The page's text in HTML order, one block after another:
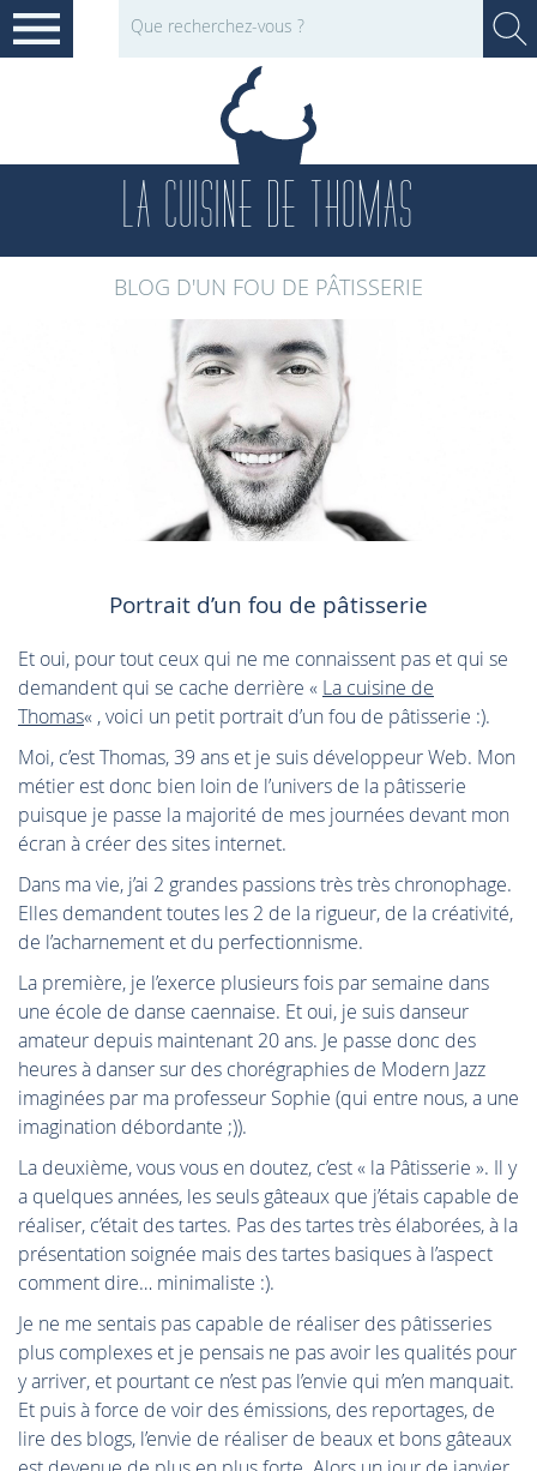
LA CUISINE DE THOMAS
BLOG D'UN FOU DE PÂTISSERIE
Portrait d’un fou de pâtisserie
Et oui, pour tout ceux qui ne me connaissent pas et qui se
demandent qui se cache derrière « La cuisine de
Thomas« , voici un petit portrait d’un fou de pâtisserie :).
Moi, c’est Thomas, 39 ans et je suis développeur Web. Mon
métier est donc bien loin de l’univers de la pâtisserie
puisque je passe la majorité de mes journées devant mon
écran à créer des sites internet.
Dans ma vie, j’ai 2 grandes passions très très chronophage.
Elles demandent toutes les 2 de la rigueur, de la créativité,
de l’acharnement et du perfectionnisme.
La première, je l’exerce plusieurs fois par semaine dans
une école de danse caennaise. Et oui, je suis danseur
amateur depuis maintenant 20 ans. Je passe donc des
heures à danser sur des chorégraphies de Modern Jazz
imaginées par ma professeur Sophie (qui entre nous, a une
imagination débordante ;)).
La deuxième, vous vous en doutez, c’est « la Pâtisserie ». Il y
a quelques années, les seuls gâteaux que j’étais capable de
réaliser, c’était des tartes. Pas des tartes très élaborées, à la
présentation soignée mais des tartes basiques à l’aspect
comment dire… minimaliste :).
Je ne me sentais pas capable de réaliser des pâtisseries
plus complexes et je pensais ne pas avoir les qualités pour
y arriver, et pourtant ce n’est pas l’envie qui m’en manquait.
Et puis à force de voir des émissions, des reportages, de
lire des blogs, l’envie de réaliser de beaux et bons gâteaux